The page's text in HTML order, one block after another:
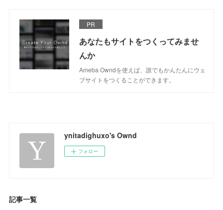
PR
あなたもサイトをつくってみませ
んか
Ameba Owndを使えば、誰でもかんたんにウェ
ブサイトをつくることができます。
ynitadighuxo's Ownd
フォロー
記事一覧